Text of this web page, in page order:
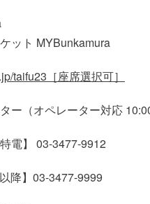
ット MYBunkamura
taifu23［座席選択可］
ー（オペレーター対応
電】 03-3477-9912
降】03-3477-9999